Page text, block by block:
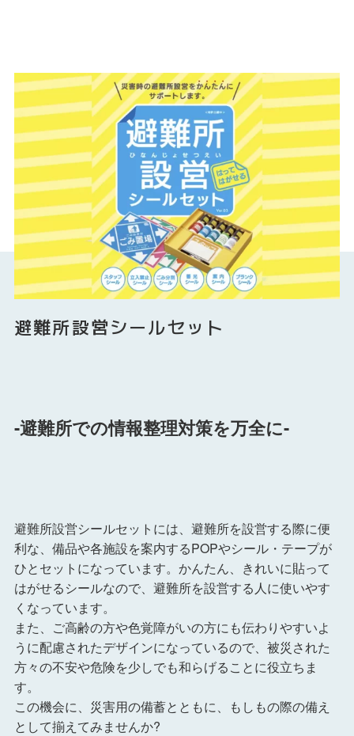
避難所設営シールセット
-避難所での情報整理対策を万全に-
避難所設営シールセットには、避難所を設営する際に便
利な、備品や各施設を案内するPOPやシール・テープが
ひとセットになっています。かんたん、きれいに貼って
はがせるシールなので、避難所を設営する人に使いやす
くなっています。
また、ご高齢の方や色覚障がいの方にも伝わりやすいよ
うに配慮されたデザインになっているので、被災された
方々の不安や危険を少しでも和らげることに役立ちま
す。
この機会に、災害用の備蓄とともに、もしもの際の備え
として揃えてみませんか?